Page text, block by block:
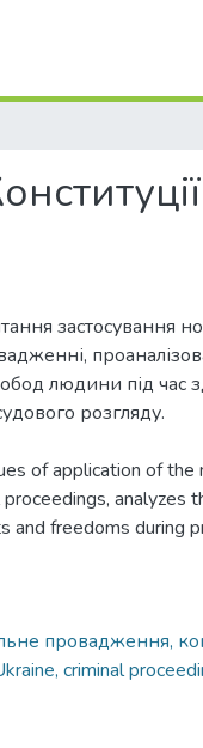
застосування
людини під час
розгляду.
of application of the
analyzes
and freedoms during
провадження,
criminal